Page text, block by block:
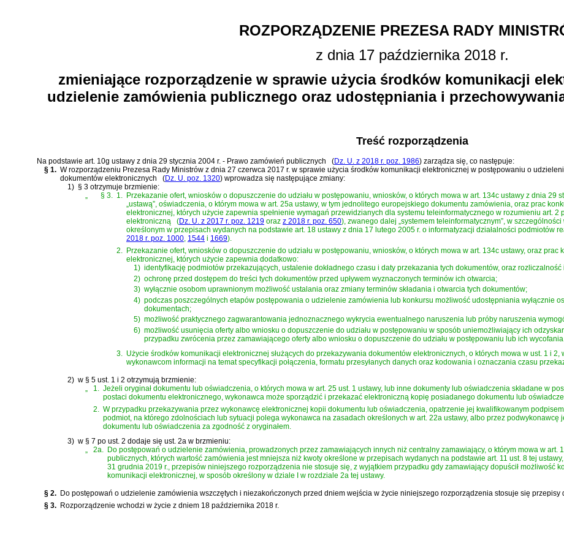
ROZPORZĄDZENIE PREZESA RADY
z dnia 17 października 2018 r.
zmieniające rozporządzenie w sprawie użycia środków komunikacji
udzielenie zamówienia publicznego oraz udostępniania i
Treść rozporządzenia
Na podstawie art. 10g ustawy z dnia 29 stycznia 2004 r. - Prawo zamówień publicznych (Dz. U. z 2018 r. poz. 1986) zarządza się, co następuje:
§ 1. Wrozporządzeniu Prezesa Rady Ministrów z dnia 27 czerwca 2017 r. w sprawie użycia środków komunikacji elektronicznej w postępowaniu o
dokumentów elektronicznych
(Dz. U. poz. 1320) wprowadza się następujące zmiany:
1) § 3 otrzymuje brzmienie:
„
§ 3. 1. Przekazanie ofert, wniosków o dopuszczenie do udziału w postępowaniu, wniosków, o których mowa w art. 134c ustawy z dnia 29
„ustawą”, oświadczenia, o którym mowa w art. 25a ustawy, w tym jednolitego europejskiego dokumentu zamówienia, oraz prac
elektronicznej, których użycie zapewnia spełnienie wymagań przewidzianych dla systemu teleinformatycznego w rozumieniu art. 2
elektroniczną
(Dz. U. z 2017 r. poz. 1219 oraz z 2018 r. poz. 650), zwanego dalej „systemem teleinformatycznym”, w
określonym w przepisach wydanych na podstawie art. 18 ustawy z dnia 17 lutego 2005 r. o informatyzacji działalności podmiotów
2018 r. poz. 1000, 1544 i 1669).
2. Przekazanie ofert, wniosków o dopuszczenie do udziału w postępowaniu, wniosków, o których mowa w art. 134c ustawy, oraz
elektronicznej, których użycie zapewnia dodatkowo:
1) identyfikację podmiotów przekazujących, ustalenie dokładnego czasu i daty przekazania tych dokumentów, oraz
2) ochronę przed dostępem do treści tych dokumentów przed upływem wyznaczonych terminów ich otwarcia;
3) wyłącznie osobom uprawnionym możliwość ustalania oraz zmiany terminów składania i otwarcia tych dokumentów;
4) podczas poszczególnych etapów postępowania o udzielenie zamówienia lub konkursu możliwość udostępniania wyłącznie
dokumentach;
5) możliwość praktycznego zagwarantowania jednoznacznego wykrycia ewentualnego naruszenia lub próby naruszenia
6) możliwość usunięcia oferty albo wniosku o dopuszczenie do udziału w postępowaniu w sposób uniemożliwiający ich
przypadku zwrócenia przez zamawiającego oferty albo wniosku o dopuszczenie do udziału w postępowaniu lub ich
3.
Użycie środków komunikacji elektronicznej służących do przekazywania dokumentów elektronicznych, o których mowa w ust. 1 i
wykonawcom informacji na temat specyfikacji połączenia, formatu przesyłanych danych oraz kodowania i oznaczania czasu
2) w § 5 ust. 1 i 2 otrzymują brzmienie:
„
1. Jeżeli oryginał dokumentu lub oświadczenia, o których mowa w art. 25 ust. 1 ustawy, lub inne dokumenty lub oświadczenia składane w
postaci dokumentu elektronicznego, wykonawca może sporządzić i przekazać elektroniczną kopię posiadanego dokumentu lub
2. W przypadku przekazywania przez wykonawcę elektronicznej kopii dokumentu lub oświadczenia, opatrzenie jej kwalifikowanym
podmiot, na którego zdolnościach lub sytuacji polega wykonawca na zasadach określonych w art. 22a ustawy, albo przez
dokumentu lub oświadczenia za zgodność z oryginałem.
3) w § 7 po ust. 2 dodaje się ust. 2a w brzmieniu:
2a. Do postępowań o udzielenie zamówienia, prowadzonych przez zamawiających innych niż centralny zamawiający, o którym mowa w art.
publicznych , których wartość zamówienia jest mniejsza niż kwoty określone w przepisach wydanych na podstawie art. 11 ust. 8 tej
31 grudnia 2019 r., przepisów niniejszego rozporządzenia nie stosuje się, z wyjątkiem przypadku gdy zamawiający dopuścił możliwość
komunikacji elektronicznej, w sposób określony w dziale I w rozdziale 2a tej ustawy.
§ 2. Do postępowań o udzielenie zamówienia wszczętych i niezakończonych przed dniem wejścia w życie niniejszego rozporządzenia stosuje się przepisy
§ 3. Rozporządzenie wchodzi w życie z dniem 18 października 2018 r.